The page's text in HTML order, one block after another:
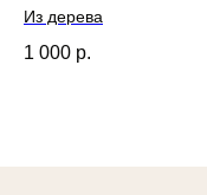
Из дерева
1 000 р.